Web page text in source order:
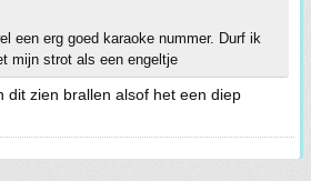
een erg goed karaoke nummer. Durf ik
mijn strot als een engeltje
dit zien brallen alsof het een diep